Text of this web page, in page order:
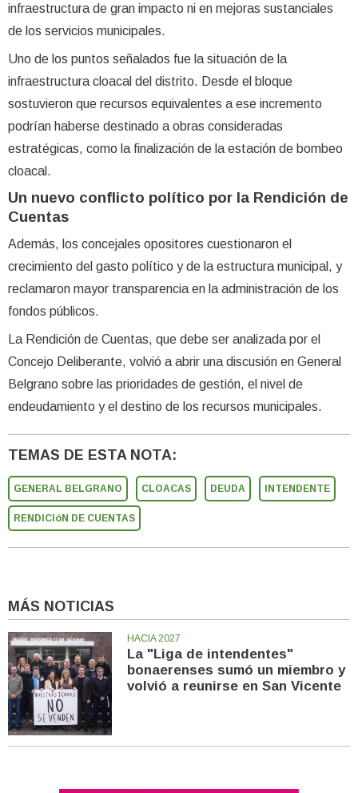
infraestructura de gran impacto ni en mejoras sustanciales
de los servicios municipales.
Uno de los puntos señalados fue la situación de la
infraestructura cloacal del distrito. Desde el bloque
sostuvieron que recursos equivalentes a ese incremento
podrían haberse destinado a obras consideradas
estratégicas, como la finalización de la estación de bombeo
cloacal.
Un nuevo conflicto político por la Rendición de
Cuentas
Además, los concejales opositores cuestionaron el
crecimiento del gasto político y de la estructura municipal, y
reclamaron mayor transparencia en la administración de los
fondos públicos.
La Rendición de Cuentas, que debe ser analizada por el
Concejo Deliberante, volvió a abrir una discusión en General
Belgrano sobre las prioridades de gestión, el nivel de
endeudamiento y el destino de los recursos municipales.
TEMAS DE ESTA NOTA:
GENERAL BELGRANO CLOACAS DEUDA INTENDENTE
RENDICIóN DE CUENTAS
MÁS NOTICIAS
HACIA 2027
La "Liga de intendentes"
bonaerenses sumó un miembro y
volvió a reunirse en San Vicente